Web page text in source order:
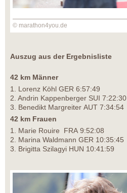
© marathon4you.de
Auszug aus der Ergebnisliste
42 km Männer
1. Lorenz Köhl GER 6:57:49
2. Andrin Kappenberger SUI 7:22:30
3. Benedikt Margreiter AUT 7:34:54
42 km Frauen
1. Marie Rouire FRA 9:52:08
2. Marina Waldmann GER 10:35:45
3. Brigitta Szilagyi HUN 10:41:59